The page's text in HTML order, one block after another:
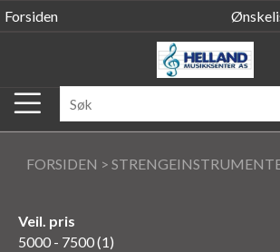
Forsiden
FORSIDEN >
Veil. pris
5000 - 7500 (1)